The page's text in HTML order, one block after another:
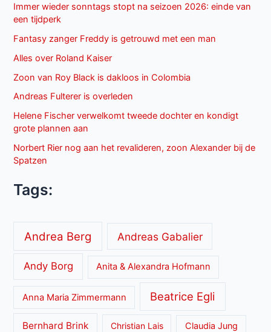
Immer wieder sonntags stopt na seizoen 2026: einde van
een tijdperk
Fantasy zanger Freddy is getrouwd met een man
Alles over Roland Kaiser
Zoon van Roy Black is dakloos in Colombia
Andreas Fulterer is overleden
Helene Fischer verwelkomt tweede dochter en kondigt
grote plannen aan
Norbert Rier nog aan het revalideren, zoon Alexander bij de
Spatzen
Tags:
Andrea Berg Andreas Gabalier
Andy Borg Anita & Alexandra Hofmann
Anna Maria Zimmermann Beatrice Egli
Bernhard Brink Christian Lais Claudia Jung